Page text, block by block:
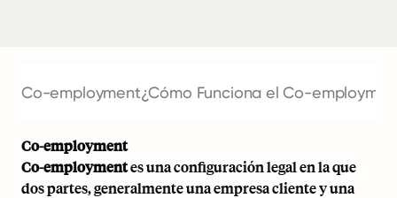
Co-employment¿Cómo Funciona el Co-
Co-employment
Co-employmentes una configuración legal en la que
dos partes, generalmente una empresa cliente y una